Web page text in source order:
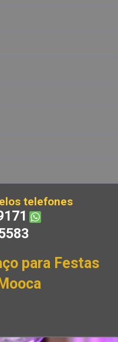
telefones
para Festas